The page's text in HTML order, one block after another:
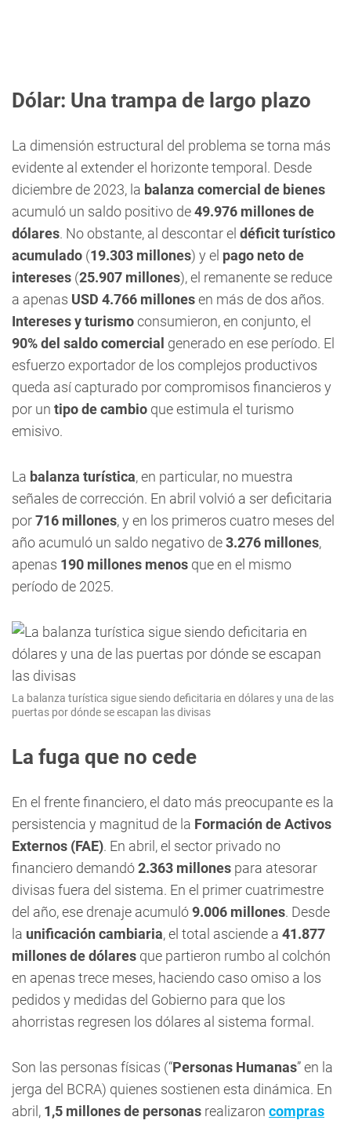
Dólar: Una trampa de largo plazo
La dimensión estructural del problema se torna más
evidente al extender el horizonte temporal. Desde
diciembre de 2023, la balanza comercial de bienes
acumuló un saldo positivo de49.976 millones de
dólares. No obstante, al descontar el déficit turístico
acumulado (19.303 millones) y el pago neto de
intereses (25.907 millones), el remanente se reduce
a apenas USD 4.766 millonesen más de dos años.
Intereses y turismoconsumieron, en conjunto, el
90% del saldo comercial generado en ese período. El
esfuerzo exportador de los complejos productivos
queda así capturado por compromisos financieros y
por un tipo de cambio que estimula el turismo
emisivo.
La balanza turística, en particular, no muestra
señales de corrección. En abril volvió a ser deficitaria
por716 millones, y en los primeros cuatro meses del
año acumuló un saldo negativo de3.276 millones,
apenas 190 millones menos que en el mismo
período de 2025.
La balanza turística sigue siendo deficitaria en dólares y una de las
puertas por dónde se escapan las divisas
La fuga que no cede
En el frente financiero, el dato más preocupante es la
persistencia y magnitud de la Formación de Activos
Externos (FAE). En abril, el sector privado no
financiero demandó2.363 millones para atesorar
divisas fuera del sistema. En el primer cuatrimestre
del año, ese drenaje acumuló9.006 millones. Desde
la unificación cambiaria, el total asciende a 41.877
millones de dólares que partieron rumbo al colchón
en apenas trece meses, haciendo caso omiso a los
pedidos y medidas del Gobierno para que los
ahorristas regresen los dólares al sistema formal.
Son las personas físicas (“Personas Humanas” en la
jerga del BCRA) quienes sostienen esta dinámica. En
abril, 1,5 millones de personas realizaron compras